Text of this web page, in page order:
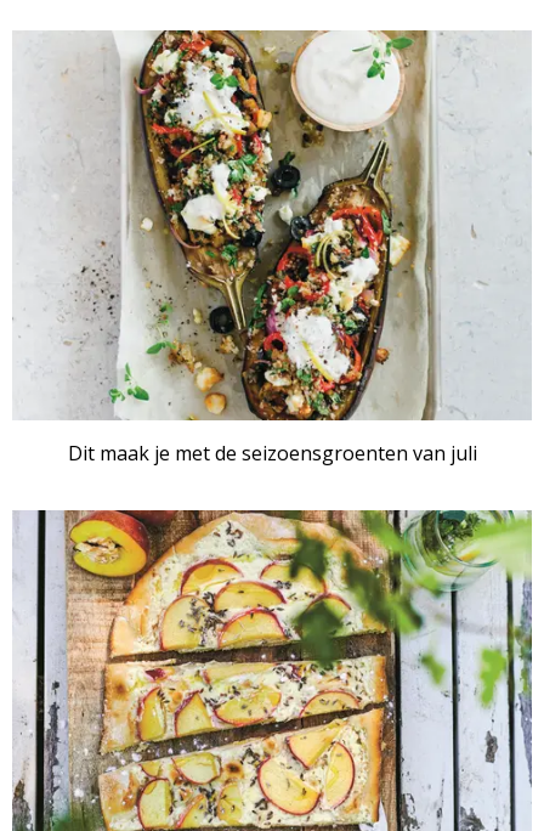
RECEPTENSET
Dit maak je met de seizoensgroenten van juli
RECEPTENSET